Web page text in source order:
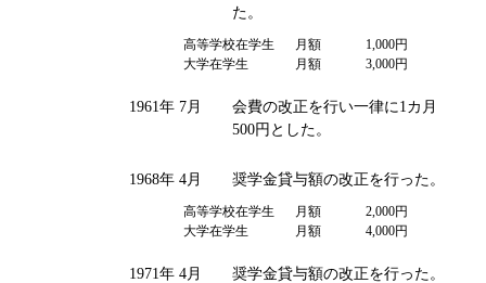
た。
高等学校在学生 月額
1,000円
大学在学生
月額 3,000円
1961年 7月
会費の改正を行い一律に1カ月
500円とした。
1968年 4月 奨学金貸与額の改正を行った。
高等学校在学生 月額
2,000円
大学在学生
月額 4,000円
1971年 4月 奨学金貸与額の改正を行った。